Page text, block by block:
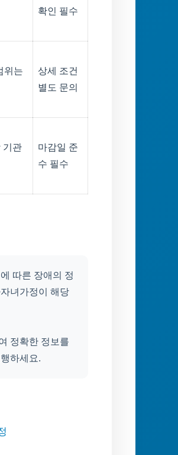
확인 필수
위는
상세 조건
별도 문의
기관
마감일 준
수 필수
따른 장애의 정
녀가정이 해당
정확한 정보를
하세요.